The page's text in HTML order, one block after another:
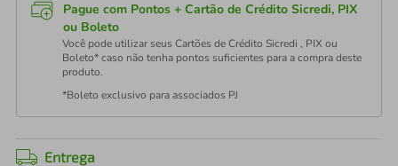
Pague com Pontos + Cartão de Crédito Sicredi, PIX
ou Boleto
Você pode utilizar seus Cartões de Crédito Sicredi , PIX ou
Boleto* caso não tenha pontos suficientes para a compra deste
produto.
*Boleto exclusivo para associados PJ
Entrega